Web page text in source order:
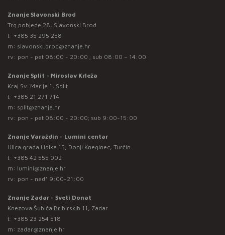
Znanje Slavonski Brod
Trg pobjede 28, Slavonski Brod
t: +385 35 295 258
m: slavonski.brod@znanje.hr
rv: pon - pet 08:00 - 20:00 ; sub 08:00 – 14:00
Znanje Split - Miroslav Krleža
Kraj Sv. Marije 1, Split
t: +385 21 271 714
m: split@znanje.hr
rv: pon - pet 08:00 - 20:00; sub 9:00-15:00
Znanje Varaždin - Lumini centar
Ulica grada Lipika 15, Donji Kneginec, Turčin
t: +385 42 555 002
m: lumini@znanje.hr
rv: pon - ned* 9:00-21:00
Znanje Zadar - Sveti Donat
Knezova Šubića Bribirskih 11, Zadar
t: +385 23 254 518
m: zadar@znanje.hr